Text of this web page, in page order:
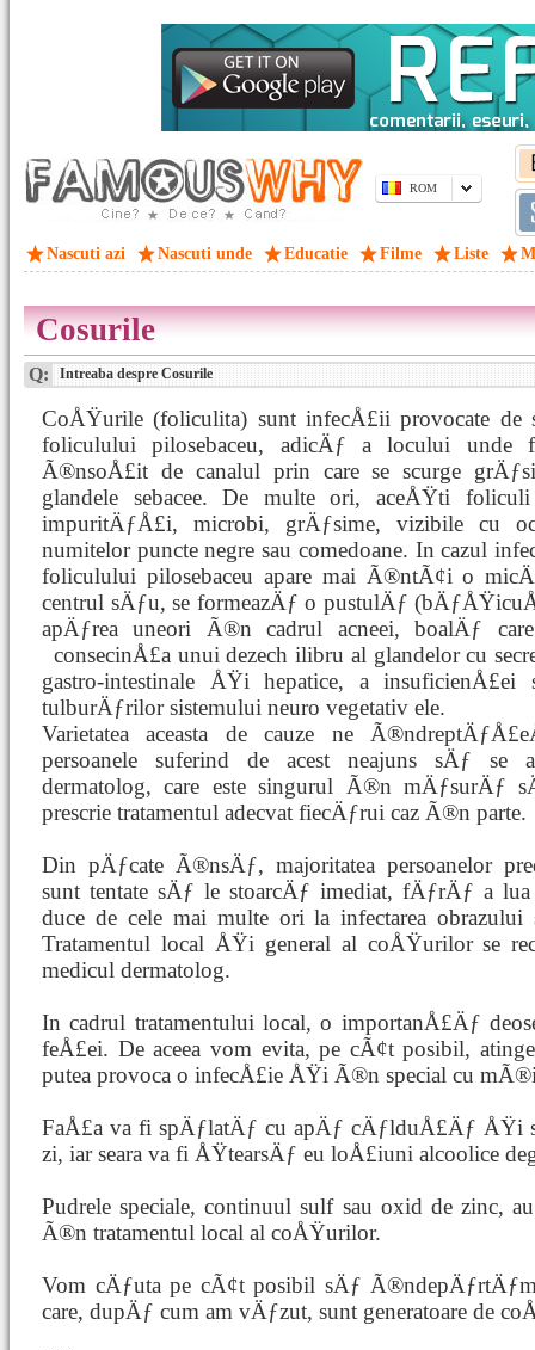
ROM
Nascuti azi Nascuti unde Educatie Filme Liste
Cosurile
Q: Intreaba despre Cosurile
CoÅŸurile (foliculita) sunt infecÅ£ii provocate de
foliculului pilosebaceu, adicÄƒ a locului
Ã®nsoÅ£it de canalul prin care se scurge
glandele sebacee. De multe ori, aceÅŸti
impuritÄƒÅ£i, microbi, grÄƒsime, vizibile cu
numitelor puncte negre sau comedoane. In cazul
foliculului pilosebaceu apare mai Ã®ntÃ¢i o
centrul sÄƒu, se formeazÄƒ o pustulÄƒ
apÄƒrea uneori Ã®n cadrul acneei, boalÄƒ
consecinÅ£a unui dezechilibru al glandelor cu
gastro-intestinale ÅŸi hepatice, a insuficienÅ£ei
tulburÄƒrilor sistemului neuro vegetativ ele.
Varietatea aceasta de cauze ne
persoanele suferind de acest neajuns sÄƒ se
dermatolog, care este singurul Ã®n mÄƒsurÄƒ
prescrie tratamentul adecvat fiecÄƒrui caz Ã®n parte.
Din pÄƒcate Ã®nsÄƒ, majoritatea persoanelor
sunt tentate sÄƒ le stoarcÄƒ imediat, fÄƒrÄƒ a lua
duce de cele mai multe ori la infectarea
Tratamentul local ÅŸi general al coÅŸurilor se
medicul dermatolog.
In cadrul tratamentului local, o importanÅ£Äƒ
feÅ£ei. De aceea vom evita, pe cÃ¢t posibil,
putea provoca o infecÅ£ie ÅŸi Ã®n special cu
FaÅ£a va fi spÄƒlatÄƒ cu apÄƒ cÄƒlduÅ£Äƒ ÅŸi
zi, iar seara va fi ÅŸtearsÄƒ eu loÅ£iuni alcoolice
Pudrele speciale, continuul sulf sau oxid de zinc,
Ã®n tratamentul local al coÅŸurilor.
Vom cÄƒuta pe cÃ¢t posibil sÄƒ Ã®ndepÄƒrtÄƒm
care, dupÄƒ cum am vÄƒzut, sunt generatoare de